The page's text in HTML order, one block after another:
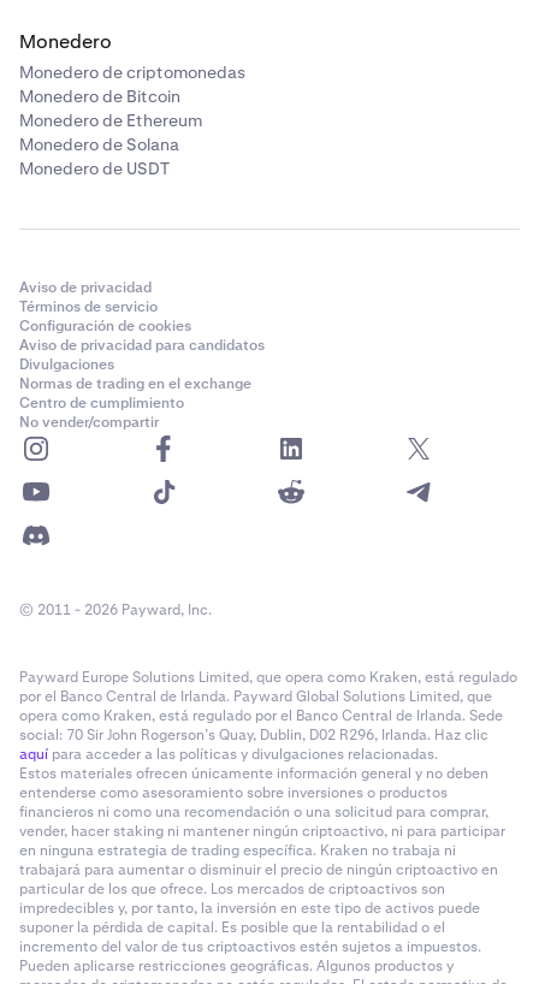
Monedero
Monedero de criptomonedas
Monedero de Bitcoin
Monedero de Ethereum
Monedero de Solana
Monedero de USDT
Aviso de privacidad
Términos de servicio
Configuración de cookies
Aviso de privacidad para candidatos
Divulgaciones
Normas de trading en el exchange
Centro de cumplimiento
No vender/compartir
© 2011 - 2026 Payward, Inc.
Payward Europe Solutions Limited, que opera como Kraken, está regulado
por el Banco Central de Irlanda. Payward Global Solutions Limited, que
opera como Kraken, está regulado por el Banco Central de Irlanda. Sede
social: 70 Sir John Rogerson’s Quay, Dublin, D02 R296, Irlanda. Haz clic
aquí para acceder a las políticas y divulgaciones relacionadas.
Estos materiales ofrecen únicamente información general y no deben
entenderse como asesoramiento sobre inversiones o productos
financieros ni como una recomendación o una solicitud para comprar,
vender, hacer staking ni mantener ningún criptoactivo, ni para participar
en ninguna estrategia de trading específica. Kraken no trabaja ni
trabajará para aumentar o disminuir el precio de ningún criptoactivo en
particular de los que ofrece. Los mercados de criptoactivos son
impredecibles y, por tanto, la inversión en este tipo de activos puede
suponer la pérdida de capital. Es posible que la rentabilidad o el
incremento del valor de tus criptoactivos estén sujetos a impuestos.
Pueden aplicarse restricciones geográficas. Algunos productos y